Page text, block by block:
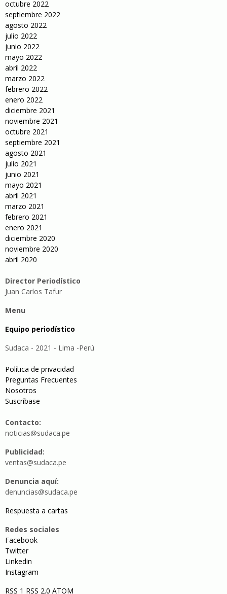
octubre 2022
septiembre 2022
agosto 2022
julio 2022
junio 2022
mayo 2022
abril 2022
marzo 2022
febrero 2022
enero 2022
diciembre 2021
noviembre 2021
octubre 2021
septiembre 2021
agosto 2021
julio 2021
junio 2021
mayo 2021
abril 2021
marzo 2021
febrero 2021
enero 2021
diciembre 2020
noviembre 2020
abril 2020
Director Periodístico
Juan Carlos Tafur
Menu
Equipo periodístico
Sudaca - 2021 - Lima -Perú
Política de privacidad
Preguntas Frecuentes
Nosotros
Suscríbase
Contacto:
noticias@sudaca.pe
Publicidad:
ventas@sudaca.pe
Denuncia aquí:
denuncias@sudaca.pe
Respuesta a cartas
Redes sociales
Facebook
Twitter
Linkedin
Instagram
RSS 1 RSS 2.0 ATOM